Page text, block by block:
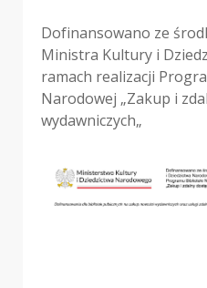
Dofinansowano ze
Ministra Kultury i
ramach realizacji
Narodowej „Zakup i
wydawniczych„